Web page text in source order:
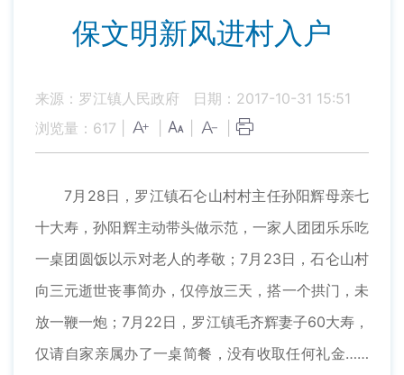
保文明新风进村入户
来源：罗江镇人民政府
日期：2017-10-31 15:51
浏览量： 617
7月28日，罗江镇石仑山村村主任孙阳辉母亲七
十大寿，孙阳辉主动带头做示范，一家人团团乐乐吃
一桌团圆饭以示对老人的孝敬；7月23日，石仑山村
向三元逝世丧事简办，仅停放三天，搭一个拱门，未
放一鞭一炮；7月22日，罗江镇毛齐辉妻子60大寿，
仅请自家亲属办了一桌简餐，没有收取任何礼金……